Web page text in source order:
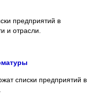
предприятий в
и отрасли.
списки предприятий в